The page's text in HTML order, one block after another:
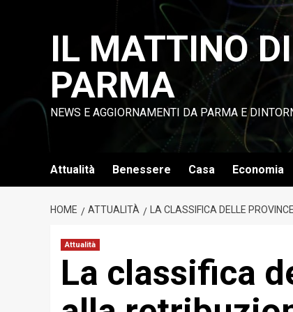
IL MATTINO DI
PARMA
NEWS E AGGIORNAMENTI DA PARMA E
Attualità Benessere Casa Economia
HOME ATTUALITÀ LA CLASSIFICA DELLE
Attualità
La classifica